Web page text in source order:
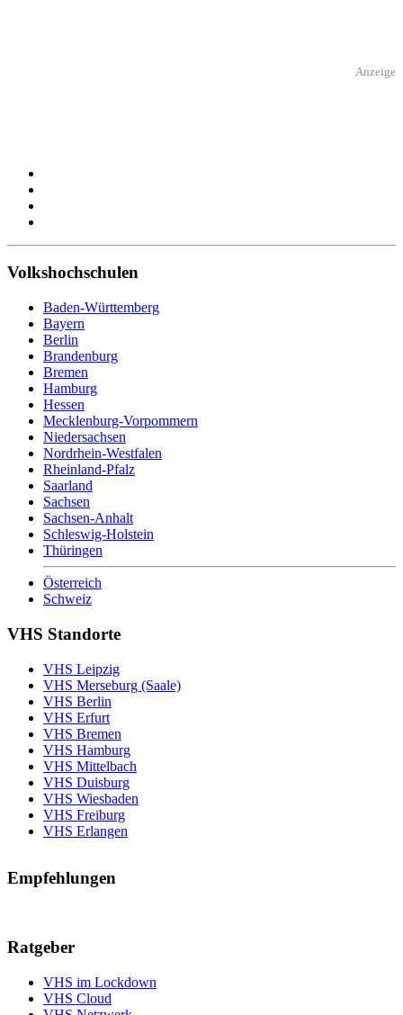
Anzeige
Volkshochschulen
Baden-Württemberg
Bayern
Berlin
Brandenburg
Bremen
Hamburg
Hessen
Mecklenburg-Vorpommern
Niedersachsen
Nordrhein-Westfalen
Rheinland-Pfalz
Saarland
Sachsen
Sachsen-Anhalt
Schleswig-Holstein
Thüringen
Österreich
Schweiz
VHS Standorte
VHS Leipzig
VHS Merseburg (Saale)
VHS Berlin
VHS Erfurt
VHS Bremen
VHS Hamburg
VHS Mittelbach
VHS Duisburg
VHS Wiesbaden
VHS Freiburg
VHS Erlangen
Empfehlungen
Ratgeber
VHS im Lockdown
VHS Cloud